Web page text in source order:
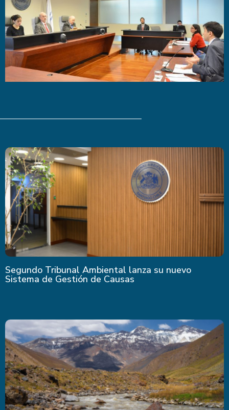
Segundo Tribunal Ambiental lanza su nuevo
Sistema de Gestión de Causas